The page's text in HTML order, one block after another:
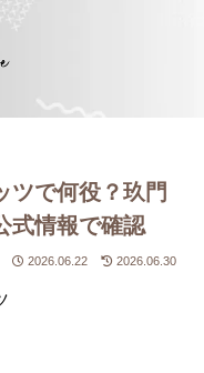
ツで何役？玖門
式情報で確認
2026.06.22 2026.06.30